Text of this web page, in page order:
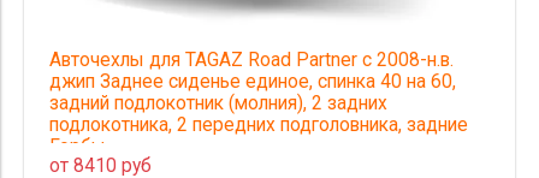
Авточехлы для TAGAZ Road Partner с 2008-н.в.
джип Заднее сиденье единое, спинка 40 на 60,
задний подлокотник (молния), 2 задних
подлокотника, 2 передних подголовника, задние
Горбы.
от 8410 руб